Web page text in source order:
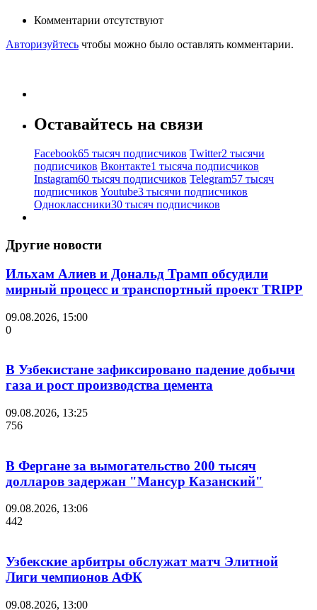
Комментарии отсутствуют
Авторизуйтесь чтобы можно было оставлять комментарии.
Оставайтесь на связи
Facebook65 тысяч подписчиков Twitter2 тысячи
подписчиков Вконтакте1 тысяча подписчиков
Instagram60 тысяч подписчиков Telegram57 тысяч
подписчиков Youtube3 тысячи подписчиков
Одноклассники30 тысяч подписчиков
Другие новости
Ильхам Алиев и Дональд Трамп обсудили
мирный процесс и транспортный проект TRIPP
09.08.2026, 15:00
0
В Узбекистане зафиксировано падение добычи
газа и рост производства цемента
09.08.2026, 13:25
756
В Фергане за вымогательство 200 тысяч
долларов задержан "Мансур Казанский"
09.08.2026, 13:06
442
Узбекские арбитры обслужат матч Элитной
Лиги чемпионов АФК
09.08.2026, 13:00